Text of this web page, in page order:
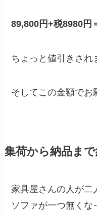
89,800円+税8980円
ちょっと値引きされ
そしてこの金額でお
集荷から納品まで
家具屋さんの人が二
ソファが一つ無くな